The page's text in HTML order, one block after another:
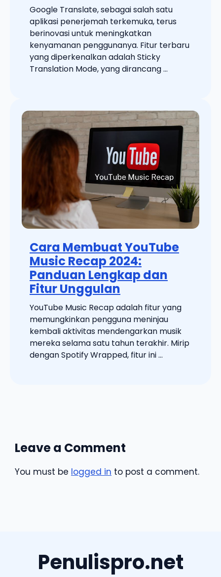
Google Translate, sebagai salah satu
aplikasi penerjemah terkemuka, terus
berinovasi untuk meningkatkan
kenyamanan penggunanya. Fitur terbaru
yang diperkenalkan adalah Sticky
Translation Mode, yang dirancang ...
Cara Membuat YouTube
Music Recap 2024:
Panduan Lengkap dan
Fitur Unggulan
YouTube Music Recap adalah fitur yang
memungkinkan pengguna meninjau
kembali aktivitas mendengarkan musik
mereka selama satu tahun terakhir. Mirip
dengan Spotify Wrapped, fitur ini ...
Leave a Comment
You must be logged in to post a comment.
Penulispro.net